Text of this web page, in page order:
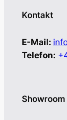
Kontakt
E-Mail:
Telefon:
Showroom